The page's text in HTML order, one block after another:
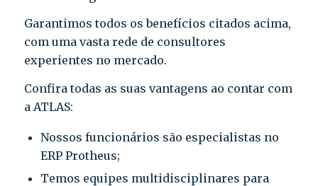
Garantimos todos os benefícios citados acima,
com uma vasta rede de consultores
experientes no mercado.
Confira todas as suas vantagens ao contar com
a ATLAS:
Nossos funcionários são especialistas no
ERP Protheus;
Temos equipes multidisciplinares para